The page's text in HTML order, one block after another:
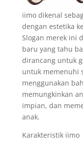
iimo dikenal
dengan estetika
Slogan merek ini
baru yang tahu
dirancang untuk
untuk memenuhi
menggunakan
memungkinkan
impian, dan
anak.
Karakteristik iimo